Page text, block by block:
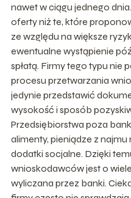
nawet w ciągu jednego
oferty niż te, które
ze względu na większe
ewentualne wystąpienie
spłatą. Firmy tego typu nie
procesu przetwarzania
jedynie przedstawić
wysokość i sposób
Przedsiębiorstwa poza
alimenty, pieniądze z
dodatki socjalne. Dzięki
wnioskodawców jest o
wyliczana przez banki.